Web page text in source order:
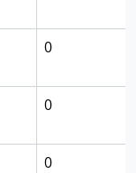
0
0
0